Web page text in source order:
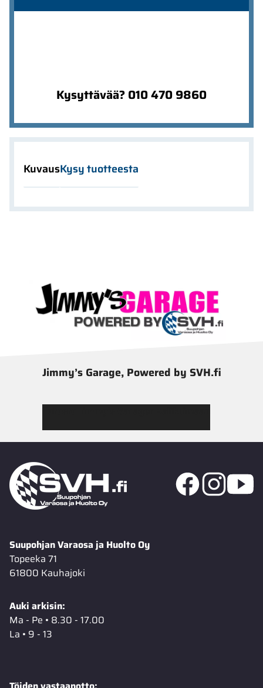
Kysyttävää? 010 470 9860
KuvausKysy tuotteesta
Jimmy’s Garage, Powered by SVH.fi
Suupohjan Varaosa ja Huolto Oy
Topeeka 71
61800 Kauhajoki
Auki arkisin:
Ma - Pe • 8.30 - 17.00
La • 9 - 13